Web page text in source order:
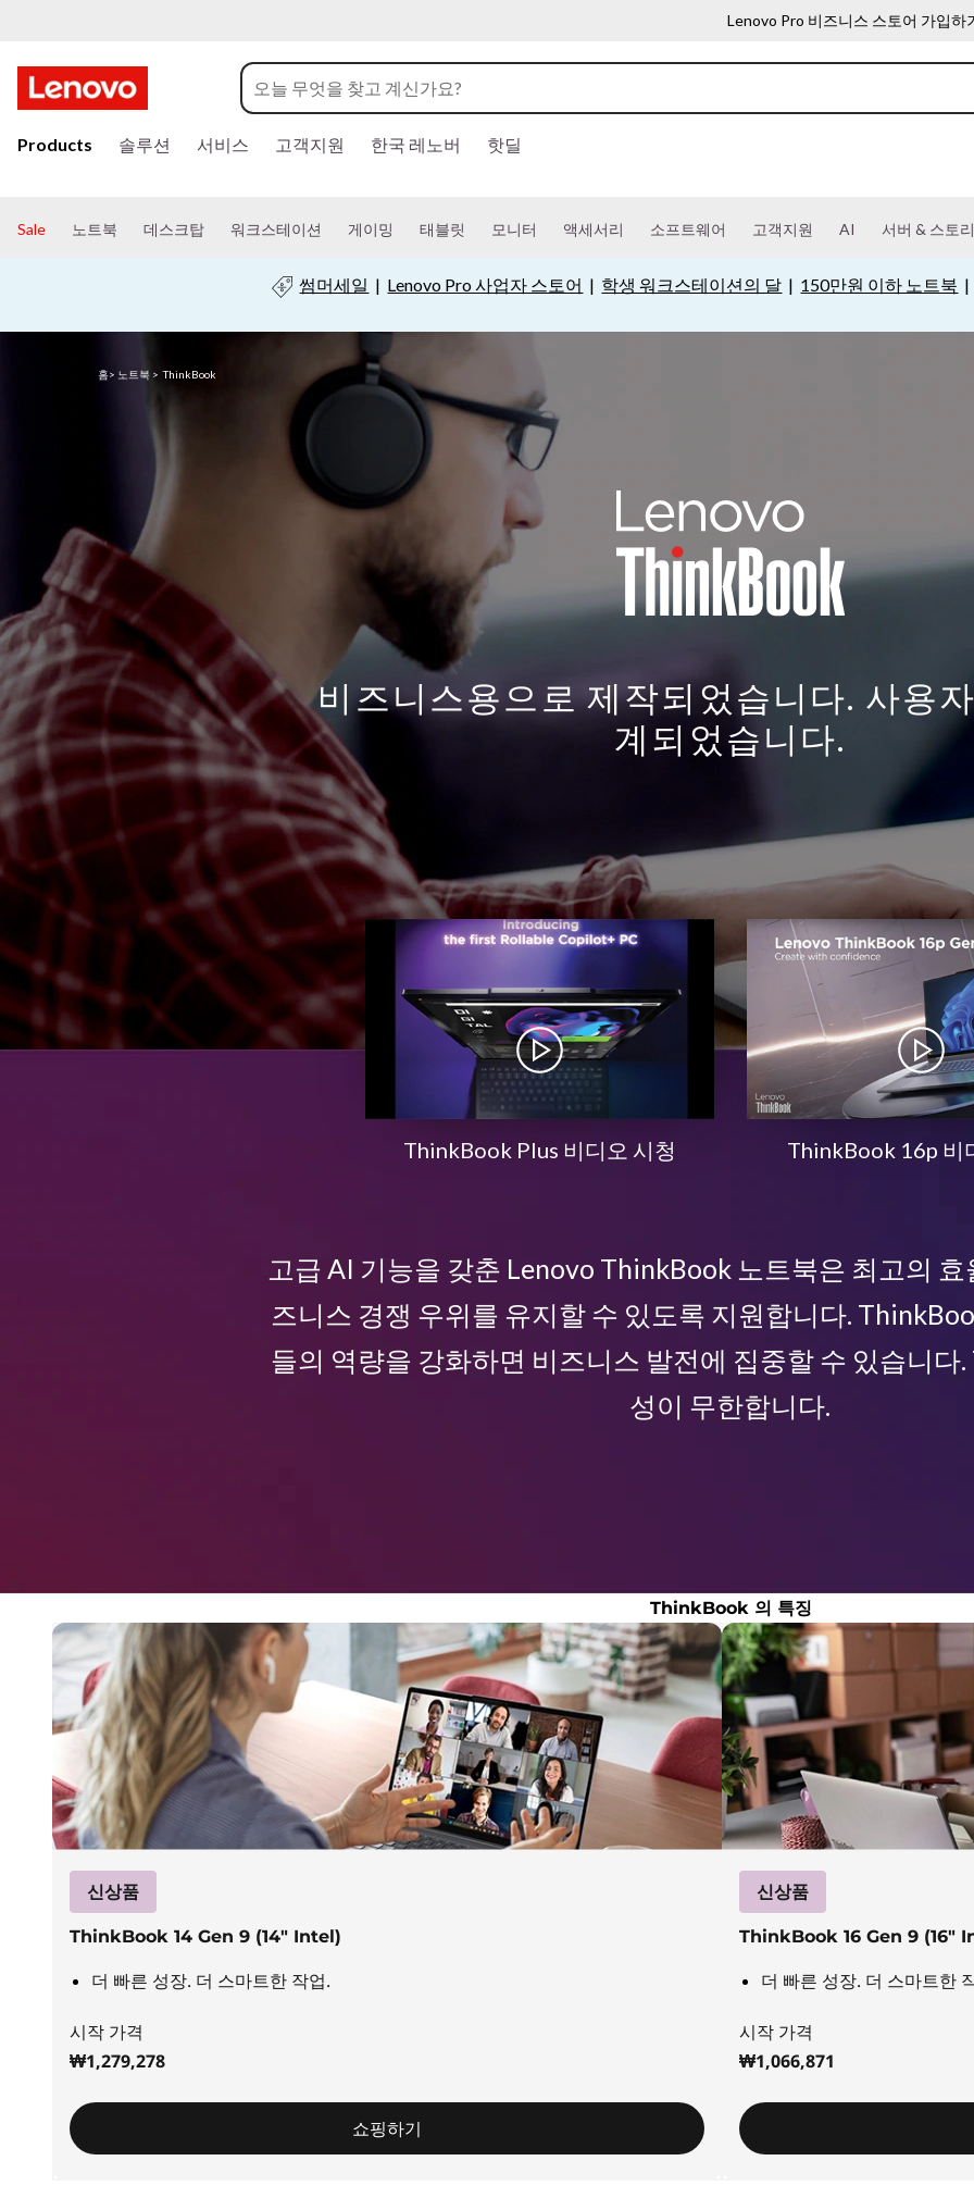
h
k
o
북
|
중
소
기
업
위
한
Lenovo Pro 비즈니스 스토어 가입하
요
로
기
Products 솔루션 서비스 고객지원 한국 레노버 핫딜
Sale 노트북 데스크탑 워크스테이션 게이밍 태블릿 모니터 액세서리 소프트웨어 고객지원 AI 서버 & 스토
썸머세일 | Lenovo Pro 사업자 스토어 | 학생 워크스테이션의 달 | 150만원 이하 노트북
홈> 노트북 >ThinkBook
비즈니스용으로 제작되었습니다. 사용
계되었습니다.
ThinkBook Plus 비디오 시청 ThinkBook 16p 비
고급 AI 기능을 갖춘 Lenovo ThinkBook 노트북은 최고의
즈니스 경쟁 우위를 유지할 수 있도록 지원합니다.
들의 역량을 강화하면 비즈니스 발전에 집중할 수 있습니다
성이 무한합니다.
ThinkBook 의 특징
신상품
ThinkBook 14 Gen 9 (14″ Intel)
더 빠른 성장. 더 스마트한 작업.
시작 가격
₩1,279,278
쇼핑하기
신상품
ThinkBook 16 Gen 9 (16″
더 빠른 성장. 더 스마트한
시작 가격
₩1,066,871